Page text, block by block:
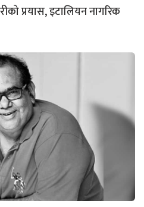
प्रयास, इटालियन नागरिक